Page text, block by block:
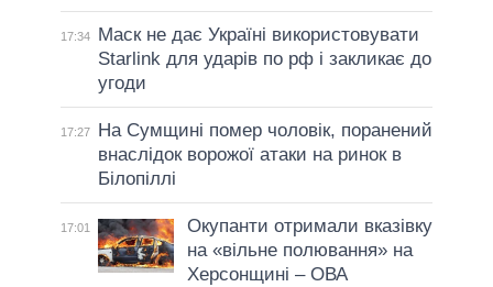
17:34
Маск не дає Україні використовувати
Starlink для ударів по рф і закликає до
угоди
17:27
На Сумщині помер чоловік, поранений
внаслідок ворожої атаки на ринок в
Білопіллі
17:01
Окупанти отримали вказівку
на «вільне полювання» на
Херсонщині – ОВА